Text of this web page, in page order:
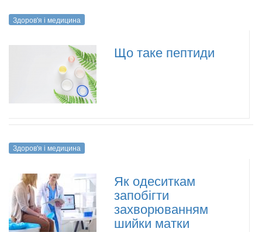
Здоров'я і медицина
Що таке пептиди
Здоров'я і медицина
Як одеситкам
запобігти
захворюванням
шийки матки